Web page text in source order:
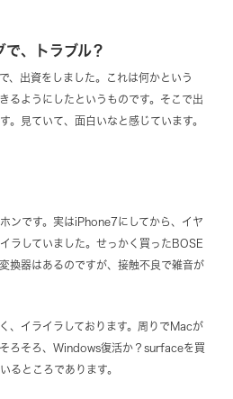
、トラブル？
、出資をしました。これは何かという
るようにしたというものです。そこで出
。見ていて、面白いなと感じています。
ンです。実はiPhone7にしてから、イヤ
ラしていました。せっかく買ったBOSE
換器はあるのですが、接触不良で雑音が
、イライラしております。周りでMacが
ろそろ、Windows復活か？surfaceを買
るところであります。